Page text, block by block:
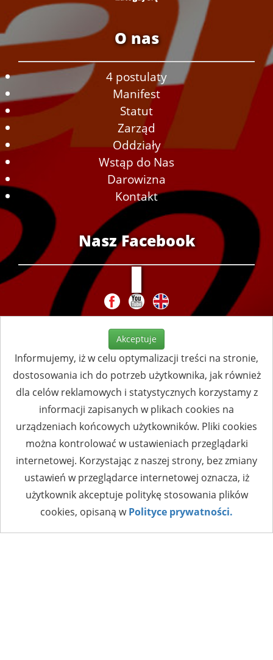
O nas
4 postulaty
Manifest
Statut
Zarząd
Oddziały
Wstąp do Nas
Darowizna
Kontakt
Nasz Facebook
Akceptuje
Informujemy, iż w celu optymalizacji treści na stronie,
dostosowania ich do potrzeb użytkownika, jak również
dla celów reklamowych i statystycznych korzystamy z
informacji zapisanych w plikach cookies na
urządzeniach końcowych użytkowników. Pliki cookies
można kontrolować w ustawieniach przeglądarki
internetowej. Korzystając z naszej strony, bez zmiany
ustawień w przeglądarce internetowej oznacza, iż
użytkownik akceptuje politykę stosowania plików
cookies, opisaną wPolityce prywatności.